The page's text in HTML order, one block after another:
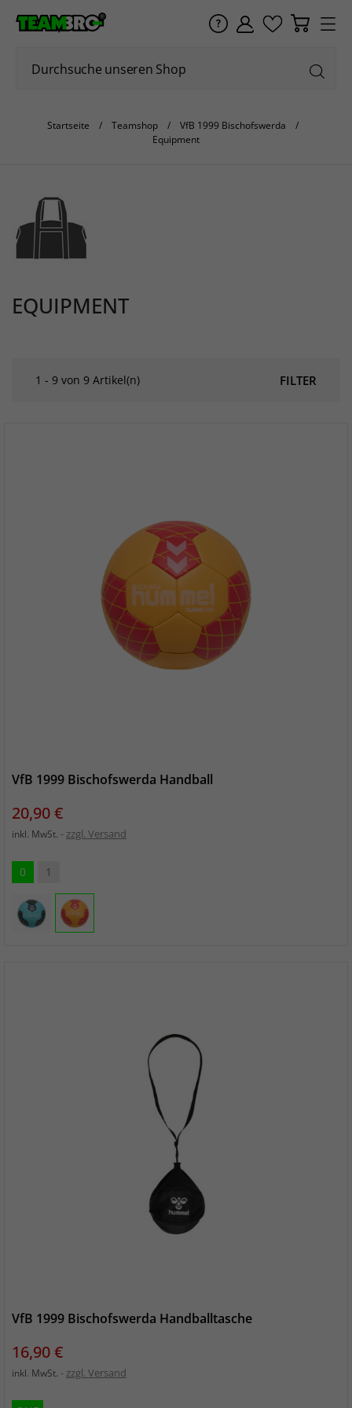
Startseite Teamshop
VfB 1999 Bischofswerda
Equipment
EQUIPMENT
FILTER
1 - 9 von 9 Artikel(n)
VfB 1999 Bischofswerda Handball
Preis
20,90 €
inkl. MwSt. zzgl. Versand
0 1
VfB 1999 Bischofswerda Handballtasche
Preis
16,90 €
inkl. MwSt. zzgl. Versand